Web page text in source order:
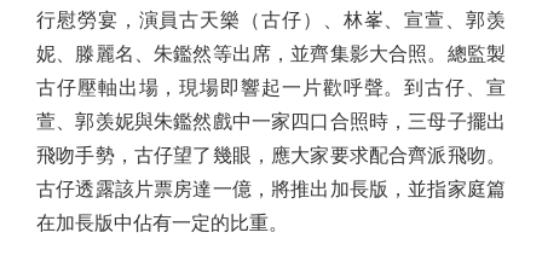
行慰勞宴，演員古天樂（古仔）、林峯、宣萱、郭羡
妮、滕麗名、朱鑑然等出席，並齊集影大合照。總監製
古仔壓軸出場，現場即響起一片歡呼聲。到古仔、宣
萱、郭羡妮與朱鑑然戲中一家四口合照時，三母子擺出
飛吻手勢，古仔望了幾眼，應大家要求配合齊派飛吻。
古仔透露該片票房達一億，將推出加長版，並指家庭篇
在加長版中佔有一定的比重。